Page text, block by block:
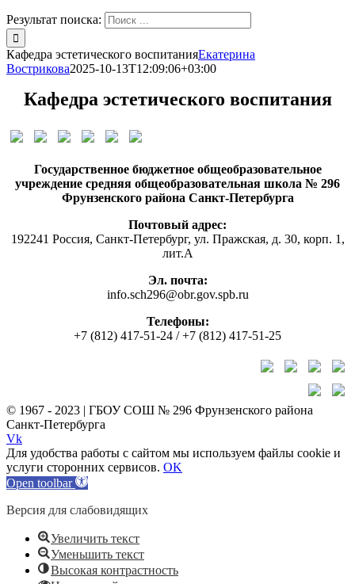
Результат поиска:
Кафедра эстетического воспитанияЕкатерина
Вострикова2025-10-13T12:09:06+03:00
Кафедра эстетического воспитания
Государственное бюджетное общеобразовательное
учреждение средняя общеобразовательная школа № 296
Фрунзенского района Санкт-Петербурга
Почтовый адрес:
192241 Россия, Санкт-Петербург, ул. Пражская, д. 30, корп. 1,
лит.А
Эл. почта:
info.sch296@obr.gov.spb.ru
Телефоны:
+7 (812) 417-51-24 / +7 (812) 417-51-25
© 1967 - 2023 | ГБОУ СОШ № 296 Фрунзенского района
Санкт-Петербурга
Vk
Для удобства работы с сайтом мы используем файлы cookie и
услуги сторонних сервисов. OK
Open toolbar
Версия для слабовидящих
Увеличить текст
Уменьшить текст
Высокая контрастность